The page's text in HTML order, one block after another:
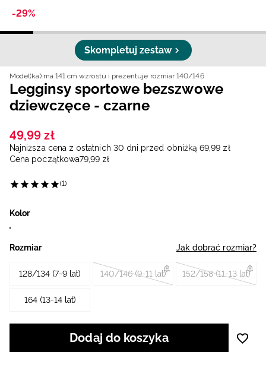
-29%
Skompletuj zestaw
Model(ka) ma 141 cm wzrostu i prezentuje rozmiar 140/146
Legginsy sportowe bezszwowe
dziewczęce - czarne
49,99 zł
Najniższa cena z ostatnich 30 dni przed obniżką 69,99 zł
Cena początkowa79,99 zł
(1)
Kolor
Rozmiar Jak dobrać rozmiar?
128/134 (7-9 lat) 140/146 (9-11 lat) 152/158 (11-13 lat)
164 (13-14 lat)
Dodaj do koszyka